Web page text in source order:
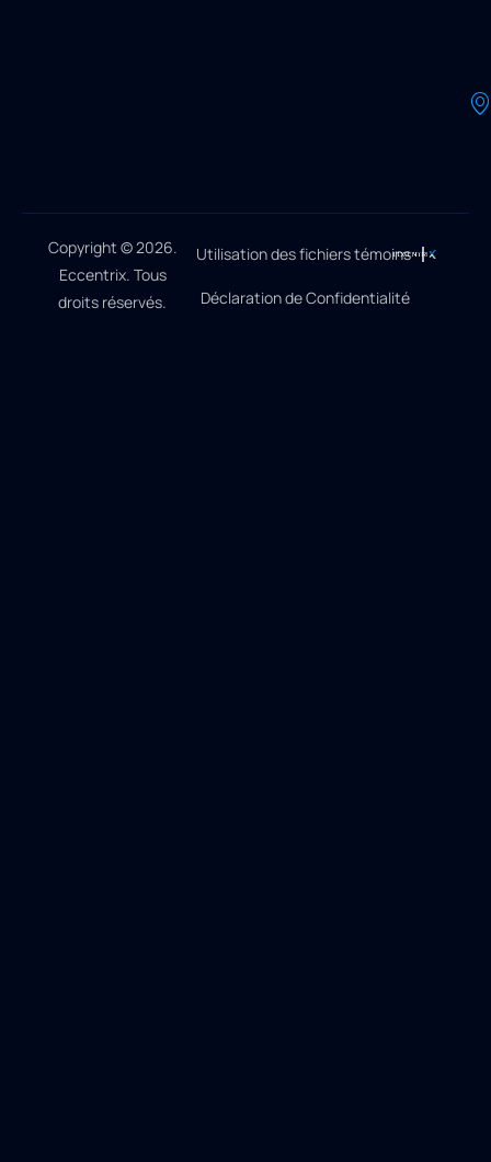
Copyright © 2026.
Eccentrix. Tous
droits réservés.
Utilisation des fichiers témoins
Déclaration de Confidentialité